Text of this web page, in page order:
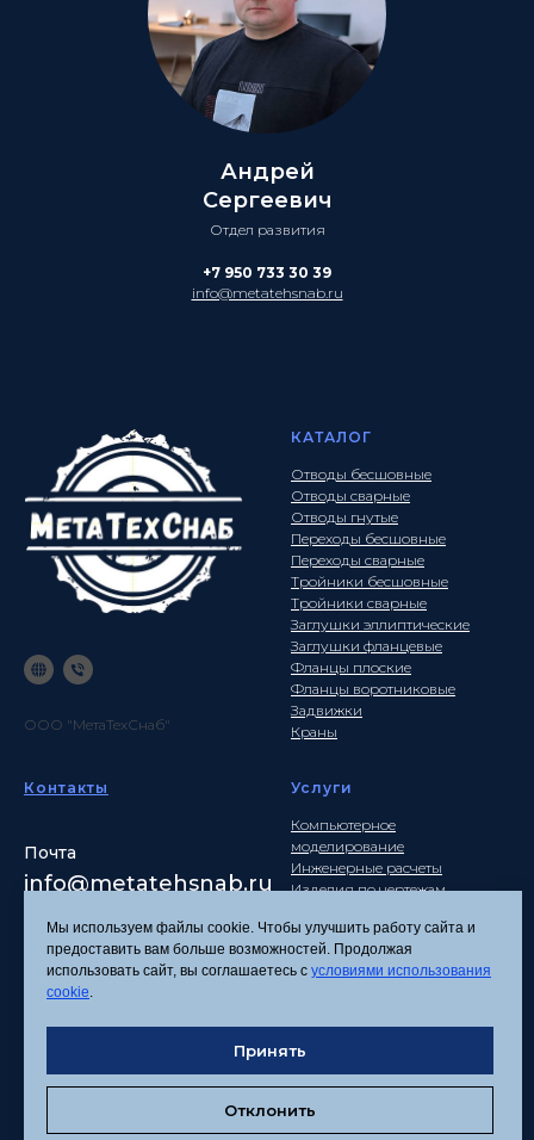
Андрей
Сергеевич
Отдел развития
+7 950 733 30 39
info@metatehsnab.ru
ООО "МетаТехСнаб"
КАТАЛОГ
Отводы бесшовные
Отводы сварные
Отводы гнутые
Переходы бесшовные
Переходы сварные
Тройники бесшовные
Тройники сварные
Заглушки эллиптические
Заглушки фланцевые
Фланцы плоские
Фланцы воротниковые
Задвижки
Краны
Контакты
Почта
info@metatehsnab.ru
Услуги
Компьютерное
моделирование
Инженерные расчеты
Изделия по чертежам
Политика
Согласие на обработку
персональных данных
Соглашение об
Мы используем файлы cookie. Чтобы улучшить работу сайта и
предоставить вам больше возможностей. Продолжая
использовать сайт, вы соглашаетесь с условиями использования
cookie.
Принять
Отклонить